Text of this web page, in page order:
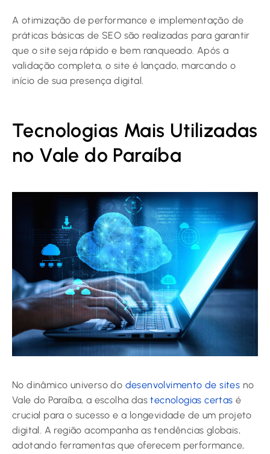
A otimização de performance e implementação de
práticas básicas de SEO são realizadas para garantir
que o site seja rápido e bem ranqueado. Após a
validação completa, o site é lançado, marcando o
início de sua presença digital.
Tecnologias Mais Utilizadas
no Vale do Paraíba
No dinâmico universo do desenvolvimento de sites no
Vale do Paraíba, a escolha dastecnologias certas é
crucial para o sucesso e a longevidade de um projeto
digital. A região acompanha as tendências globais,
adotando ferramentas que oferecem performance,